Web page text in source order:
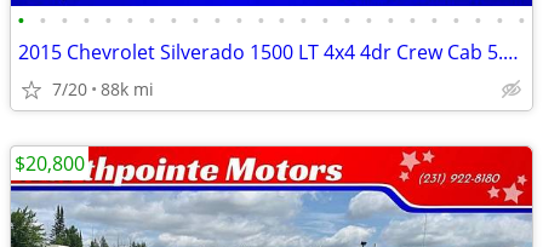
• • • • • • • • • • • • • • • • • • • • • • • •
2015 Chevrolet Silverado 1500 LT 4x4 4dr Crew Cab 5.8 ft. SB
7/20 88k mi
$20,800